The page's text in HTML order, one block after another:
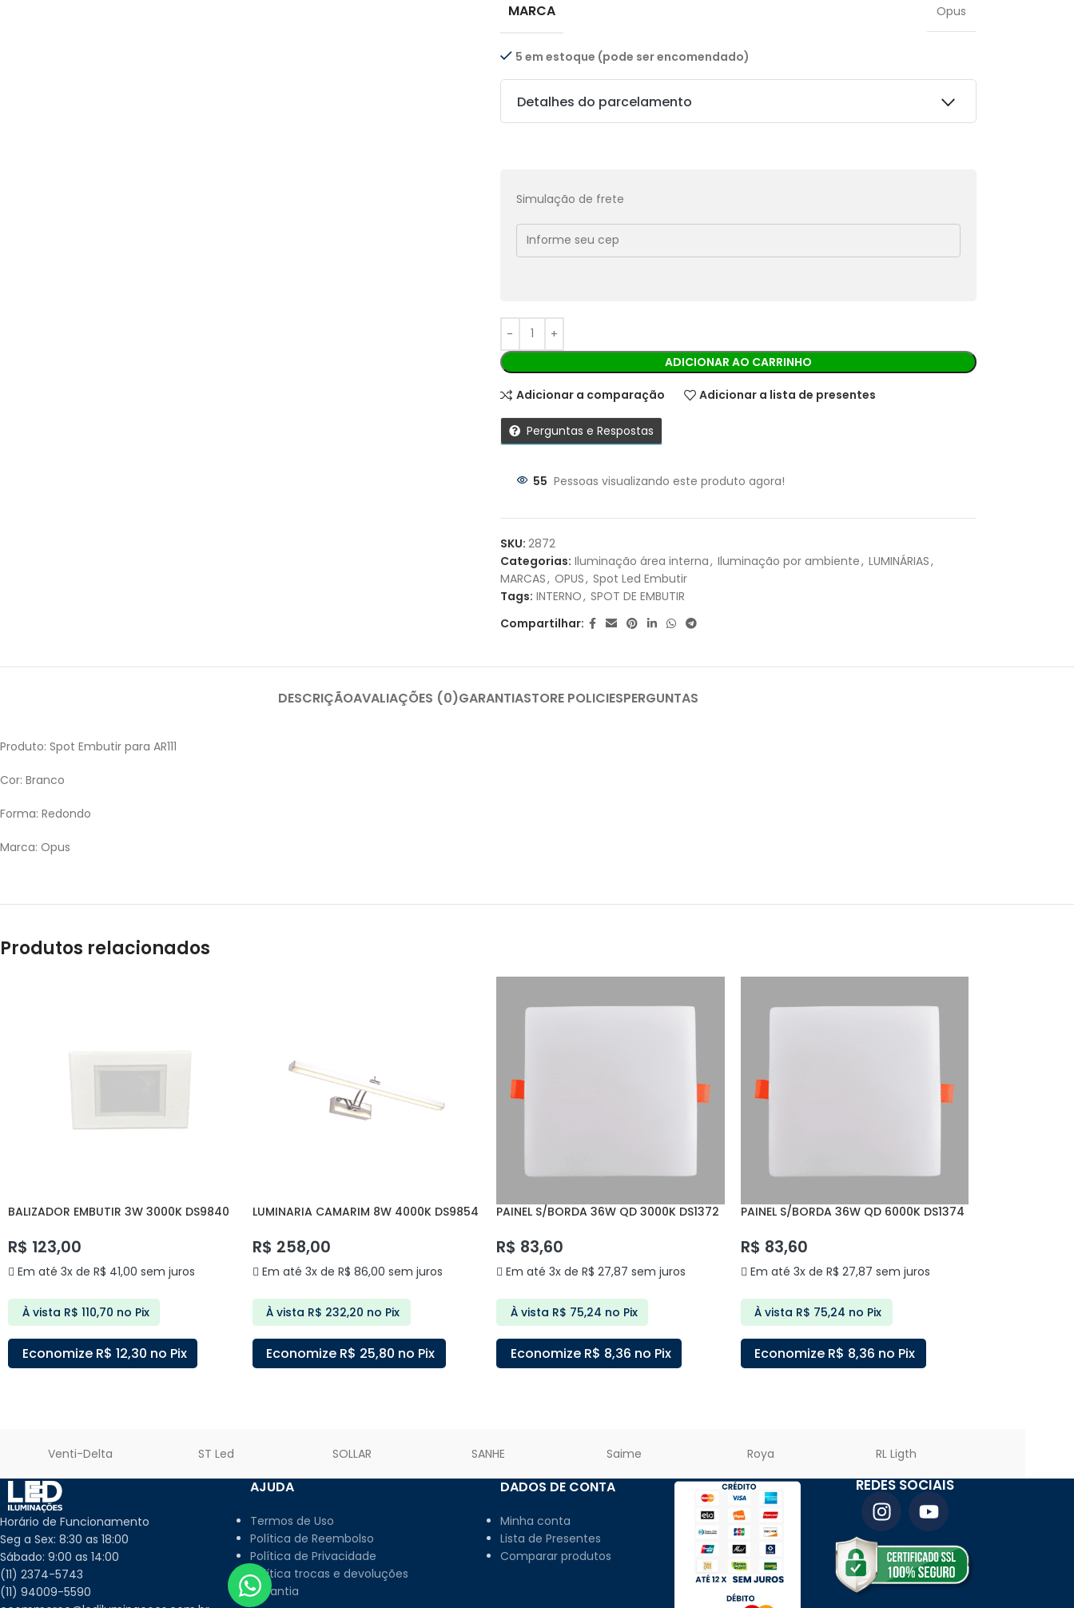
MARCA Opus
5 em estoque (pode ser encomendado)
Detalhes do parcelamento
Ao finalizar sua compra você receberá os detalhes para realizar o pagamento.
1X DE
2X DER$20,90SEM JUROS
Simulação de frete
ADICIONAR AO CARRINHO
Adicionar a comparação Adicionar a lista de presentes
Perguntas e Respostas
55 Pessoas visualizando este produto agora!
SKU: 2872
Categorias: Iluminação área interna, Iluminação por ambiente, LUMINÁRIAS,
MARCAS, OPUS, Spot Led Embutir
Tags: INTERNO, SPOT DE EMBUTIR
Compartilhar:
DESCRIÇÃOAVALIAÇÕES (0)GARANTIASTORE POLICIESPERGUNTAS
Produto: Spot Embutir para AR111
Cor: Branco
Forma: Redondo
Marca: Opus
Produtos relacionados
BALIZADOR EMBUTIR 3W 3000K DS9840
R$ 123,00
Em até 3x de R$ 41,00 sem juros
À vista R$ 110,70 no Pix
Economize R$ 12,30 no Pix
LUMINARIA CAMARIM 8W 4000K DS9854
R$ 258,00
Em até 3x de R$ 86,00 sem juros
À vista R$ 232,20 no Pix
Economize R$ 25,80 no Pix
PAINEL S/BORDA 36W QD 3000K DS1372
R$ 83,60
Em até 3x de R$ 27,87 sem juros
À vista R$ 75,24 no Pix
Economize R$ 8,36 no Pix
PAINEL S/BORDA 36W QD 6000K DS1374
R$ 83,60
Em até 3x de R$ 27,87 sem juros
À vista R$ 75,24 no Pix
Economize R$ 8,36 no Pix
Venti-Delta ST Led SOLLAR SANHE Saime Roya RL Ligth
Horário de Funcionamento
Seg a Sex: 8:30 as 18:00
Sábado: 9:00 as 14:00
(11) 2374-5743
(11) 94009-5590
AJUDA
Termos de Uso
Política de Reembolso
Política de Privacidade
Política trocas e devoluções
Garantia
DADOS DE CONTA
Minha conta
Lista de Presentes
Comparar produtos
REDES SOCIAIS